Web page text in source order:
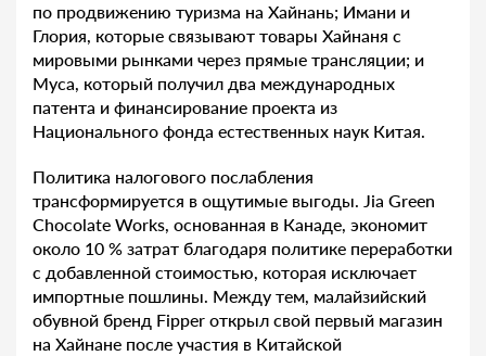
по продвижению туризма на Хайнань; Имани и
Глория, которые связывают товары Хайнаня с
мировыми рынками через прямые трансляции; и
Муса, который получил два международных
патента и финансирование проекта из
Национального фонда естественных наук Китая.
Политика налогового послабления
трансформируется в ощутимые выгоды. Jia Green
Chocolate Works, основанная в Канаде, экономит
около 10 % затрат благодаря политике переработки
с добавленной стоимостью, которая исключает
импортные пошлины. Между тем, малайзийский
обувной бренд Fipper открыл свой первый магазин
на Хайнане после участия в Китайской